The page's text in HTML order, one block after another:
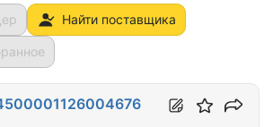
Найти поставщика